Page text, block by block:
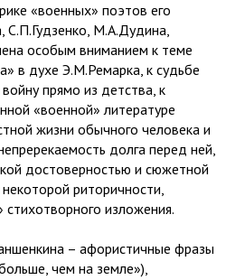
«военных» поэтов его
С.П.Гудзенко, М.А.Дудина,
особым вниманием к теме
в духе Э.М.Ремарка, к судьбе
прямо из детства, к
«военной» литературе
жизни обычного человека и
долга перед ней,
достоверностью и сюжетной
риторичности,
стихотворного изложения.
– афористичные фразы
чем на земле»),